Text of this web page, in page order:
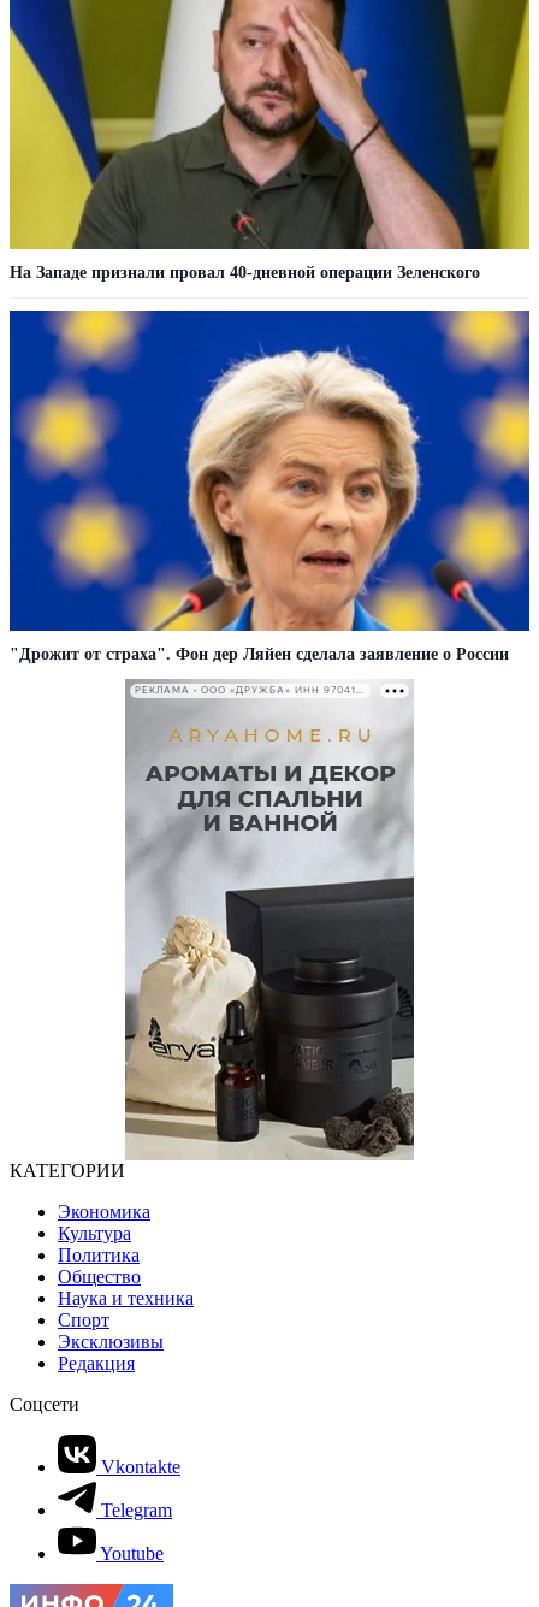
На Западе признали провал 40-дневной операции Зеленского
"Дрожит от страха". Фон дер Ляйен сделала заявление о России
РЕКЛАМА • ООО «ДРУЖБА» ИНН 9704146411
КАТЕГОРИИ
Экономика
Культура
Политика
Общество
Наука и техника
Спорт
Эксклюзивы
Редакция
Соцсети
Vkontakte
Telegram
Youtube